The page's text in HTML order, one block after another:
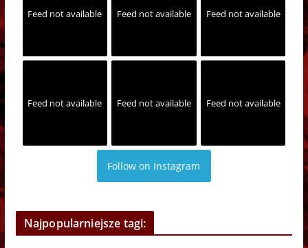
Feed not available Feed not available Feed not available
Feed not available Feed not available Feed not available
Follow on Instagram
Najpopularniejsze tagi: